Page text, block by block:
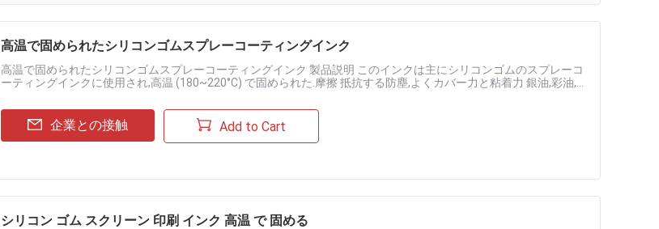
高温で固められたシリコンゴムスプレーコーティングインク
高温で固められたシリコンゴムスプレーコーティングインク 製品説明 このインクは主にシリコンゴムのスプレーコ
ーティングインクに使用され,高温 (180~220°C) で固められた.摩擦 抵抗する防塵,よくカバー力と粘着力 銀油,彩油,
企業との接触 Add to Cart
シリコン ゴム スクリーン 印刷 インク 高温 で 固める